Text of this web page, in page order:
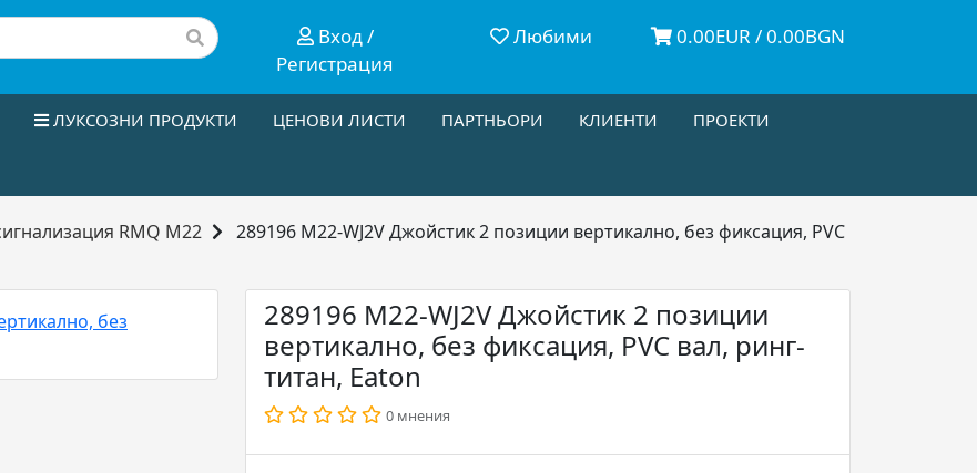
Вход /
Регистрация
Любими 0.00EUR / 0.00BGN
ЛУКСОЗНИ ПРОДУКТИ ЦЕНОВИ ЛИСТИ ПАРТНЬОРИ КЛИЕНТИ ПРОЕКТИ
RMQ M22
289196 M22-WJ2V Джойстик 2 позиции вертикално, без фиксация, PVC
289196 M22-WJ2V Джойстик 2 позиции
вертикално, без фиксация, PVC вал, ринг-
титан, Eaton
0 мнения